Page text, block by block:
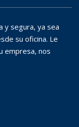
y segura, ya sea
su oficina. Le
empresa, nos